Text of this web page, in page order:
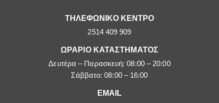
ΤΗΛΕΦΩΝΙΚΟ ΚΕΝΤΡΟ
2514 409 909
ΩΡΑΡΙΟ ΚΑΤΑΣΤΗΜΑΤΟΣ
Δευτέρα – Παρασκευή: 08:00 – 20:00
Σάββατο: 08:00 – 16:00
EMAIL